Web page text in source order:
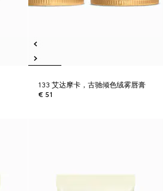
133 艾达摩卡，古驰倾色绒雾唇膏
€ 51